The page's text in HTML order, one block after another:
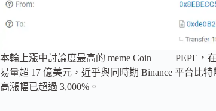
本輪上漲中討論度最高的 meme Coin —— PEPE，
易量超 17 億美元，近乎與同時期 Binance 平台比
高漲幅已超過 3,000%。